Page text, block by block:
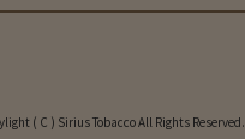
( C ) Sirius Tobacco All Rights Reserved.